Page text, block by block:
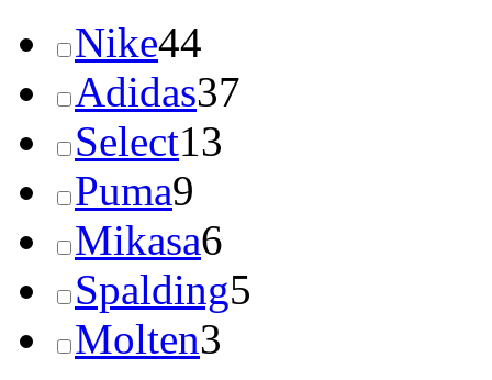
Nike44
Adidas37
Select13
Puma9
Mikasa6
Spalding5
Molten3